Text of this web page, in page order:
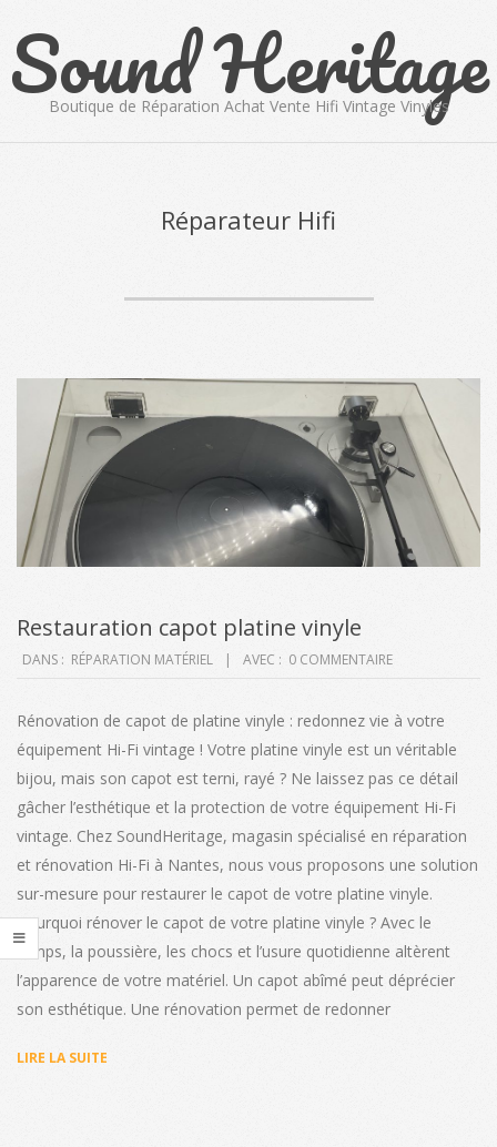
content
Sound Heritage
Boutique de Réparation Achat Vente Hifi Vintage Vinyles
Réparateur Hifi
Restauration capot platine vinyle
2025-
20
DANS : RÉPARATION MATÉRIEL AVEC : 0 COMMENTAIRE
Rénovation de capot de platine vinyle : redonnez vie à votre
équipement Hi-Fi vintage ! Votre platine vinyle est un véritable
bijou, mais son capot est terni, rayé ? Ne laissez pas ce détail
gâcher l’esthétique et la protection de votre équipement Hi-Fi
vintage. Chez SoundHeritage, magasin spécialisé en réparation
et rénovation Hi-Fi à Nantes, nous vous proposons une solution
sur-mesure pour restaurer le capot de votre platine vinyle.
Pourquoi rénover le capot de votre platine vinyle ? Avec le
temps, la poussière, les chocs et l’usure quotidienne altèrent
l’apparence de votre matériel. Un capot abîmé peut déprécier
son esthétique. Une rénovation permet de redonner
LIRE LA SUITE